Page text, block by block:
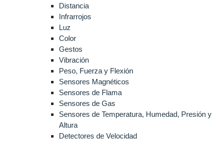
Distancia
Infrarrojos
Luz
Color
Gestos
Vibración
Peso, Fuerza y Flexión
Sensores Magnéticos
Sensores de Flama
Sensores de Gas
Sensores de Temperatura, Humedad, Presión y
Altura
Detectores de Velocidad